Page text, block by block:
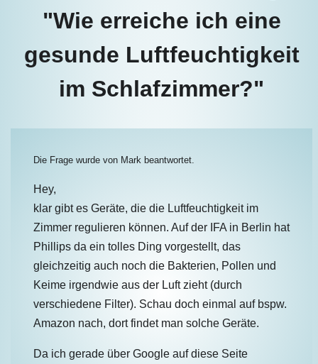
"Wie erreiche ich eine
gesunde Luftfeuchtigkeit
im Schlafzimmer?"
Die Frage wurde von Mark beantwortet.
Hey,
klar gibt es Geräte, die die Luftfeuchtigkeit im
Zimmer regulieren können. Auf der IFA in Berlin hat
Phillips da ein tolles Ding vorgestellt, das
gleichzeitig auch noch die Bakterien, Pollen und
Keime irgendwie aus der Luft zieht (durch
verschiedene Filter). Schau doch einmal auf bspw.
Amazon nach, dort findet man solche Geräte.
Da ich gerade über Google auf diese Seite